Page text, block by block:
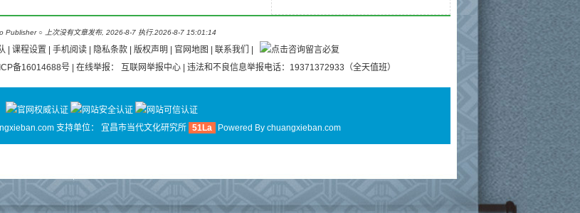
Publisher ○ 上次没有文章发布, 2026-8-7 执行.2026-8-7 15:01:14
课程设置 | 手机阅读 隐私条款 版权声明 官网地图 联系我们
备16014688号 | 在线举报： 互联网举报中心 | 违法和不良信息举报电话：19371372933（全天值班）
支持单位： 宜昌市当代文化研究所 51La Powered By chuangxieban.com